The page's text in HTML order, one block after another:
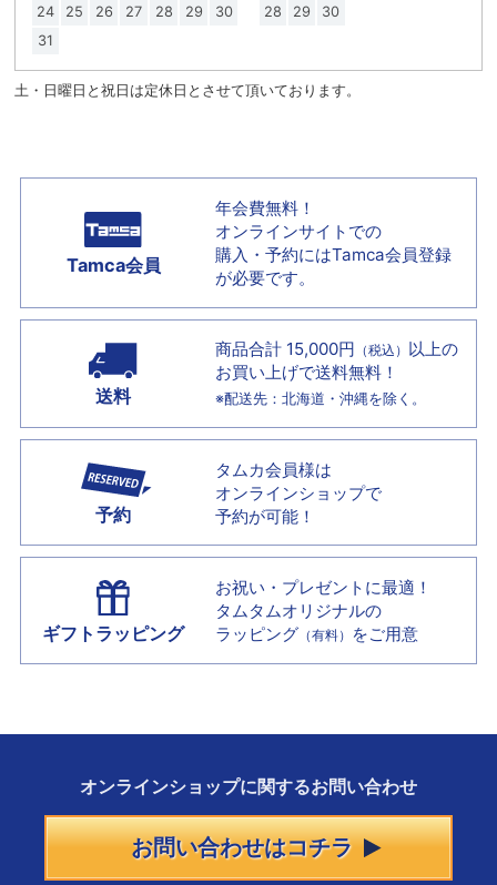
24
25 26 27 28 29
30
31
28
29 30
土・日曜日と祝日は定休日とさせて頂いております。
Tamca会員
年会費無料！
オンラインサイトでの
購入・予約にはTamca会員登録
が必要です。
送料
商品合計 15,000円 （税込） 以上の
お買い上げで送料無料！
※配送先：北海道・沖縄を除く。
予約
タムカ会員様は
オンラインショップで
予約が可能！
ギフトラッピング
お祝い・プレゼントに最適！
タムタムオリジナルの
ラッピング （有料） をご用意
オンラインショップに関するお問い合わせ
お問い合わせはコチラ